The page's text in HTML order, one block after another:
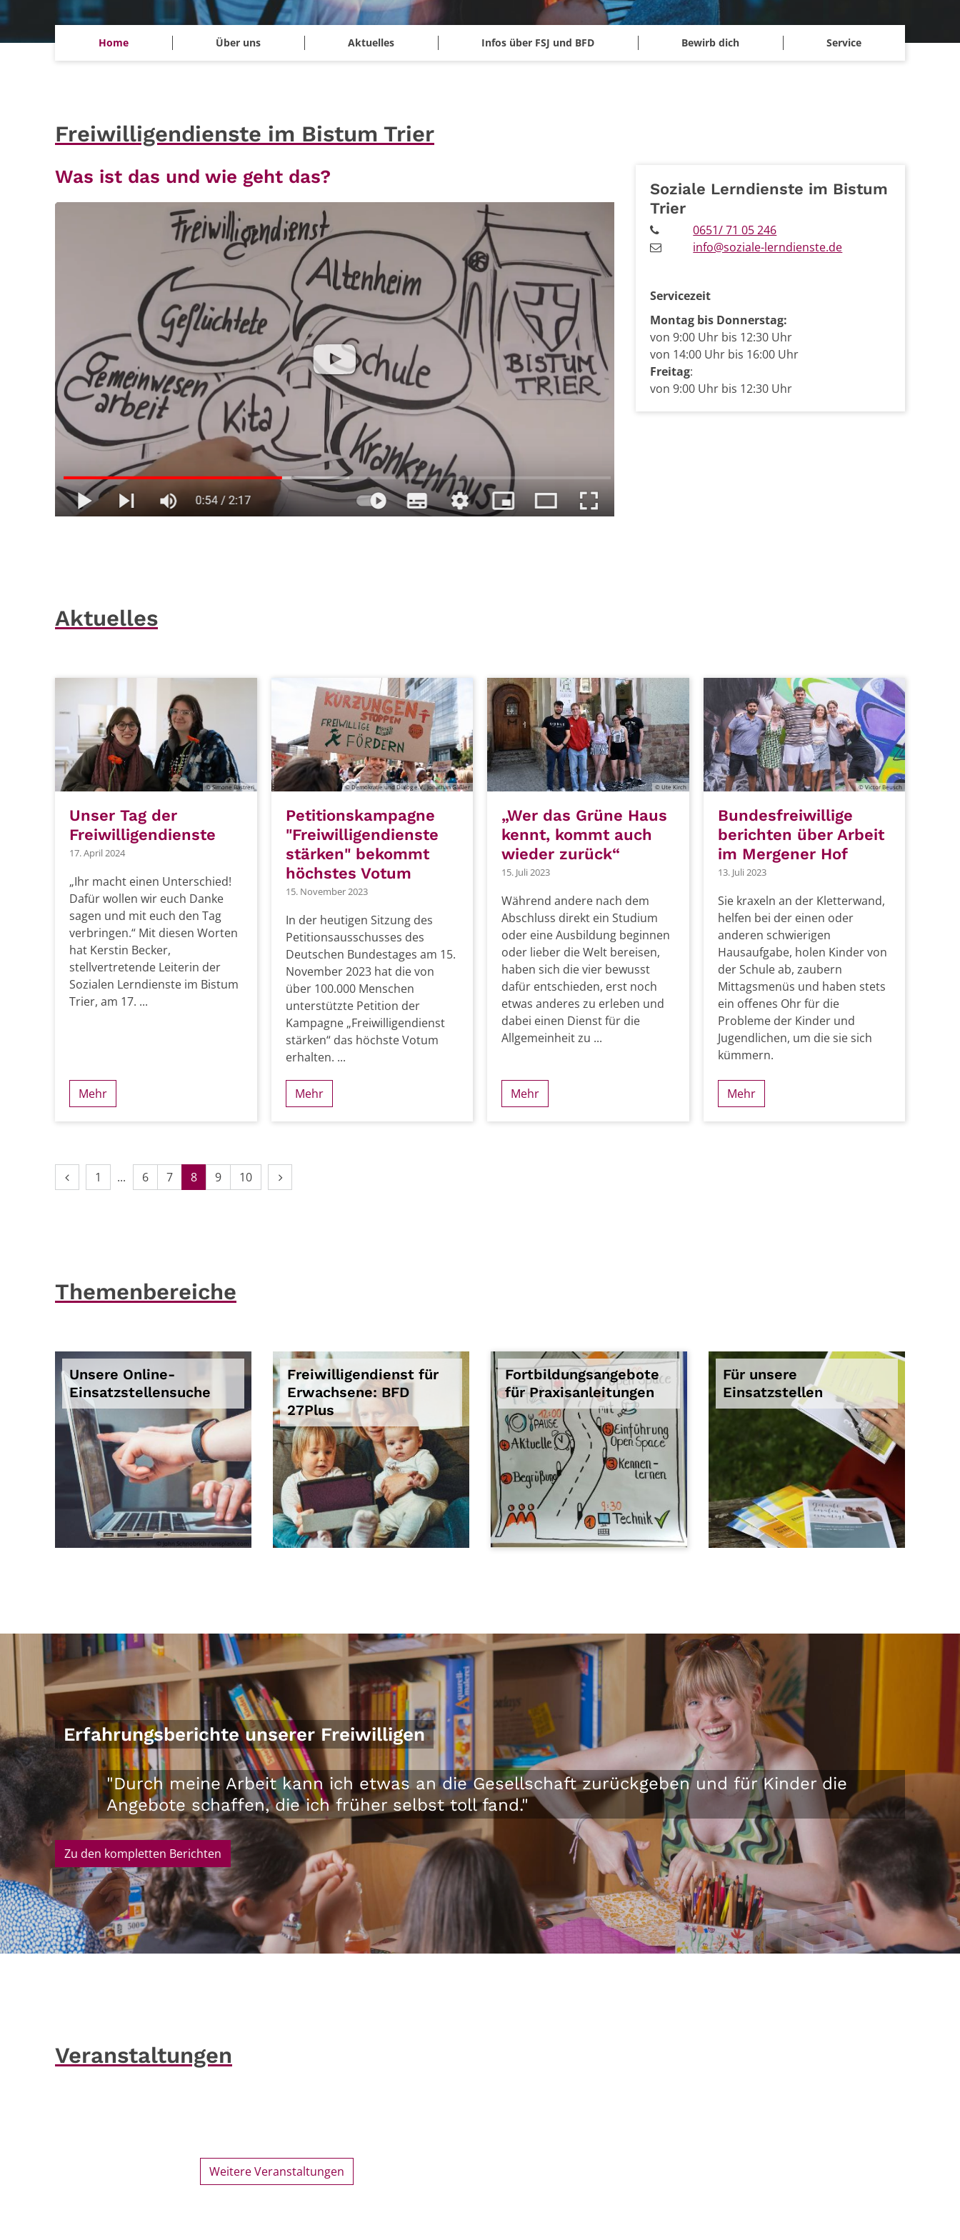
Home Über uns Aktuelles Infos über FSJ und BFD Bewirb dich Service
Freiwilligendienste im Bistum Trier
Was ist das und wie geht das?
Soziale Lerndienste im Bistum
Trier
0651/ 71 05 246
info@soziale-lerndienste.de
Servicezeit
Montag bis Donnerstag:
von 9:00 Uhr bis 12:30 Uhr
von 14:00 Uhr bis 16:00 Uhr
Freitag:
von 9:00 Uhr bis 12:30 Uhr
Aktuelles
© Simone Bastreri
Unser Tag der
Freiwilligendienste
17. April 2024
„Ihr macht einen Unterschied!
Dafür wollen wir euch Danke
sagen und mit euch den Tag
verbringen.“ Mit diesen Worten
hat Kerstin Becker,
stellvertretende Leiterin der
Sozialen Lerndienste im Bistum
Trier, am 17. ...
Mehr
© Demokratie und Dialog e.V., Jonathan Gäßler
Petitionskampagne
"Freiwilligendienste
stärken" bekommt
höchstes Votum
15. November 2023
In der heutigen Sitzung des
Petitionsausschusses des
Deutschen Bundestages am 15.
November 2023 hat die von
über 100.000 Menschen
unterstützte Petition der
Kampagne „Freiwilligendienst
stärken“ das höchste Votum
erhalten. ...
Mehr
© Ute Kirch
„Wer das Grüne Haus
kennt, kommt auch
wieder zurück“
15. Juli 2023
Während andere nach dem
Abschluss direkt ein Studium
oder eine Ausbildung beginnen
oder lieber die Welt bereisen,
haben sich die vier bewusst
dafür entschieden, erst noch
etwas anderes zu erleben und
dabei einen Dienst für die
Allgemeinheit zu ...
Mehr
© Victor Beusch
Bundesfreiwillige
berichten über Arbeit
im Mergener Hof
13. Juli 2023
Sie kraxeln an der Kletterwand,
helfen bei der einen oder
anderen schwierigen
Hausaufgabe, holen Kinder von
der Schule ab, zaubern
Mittagsmenüs und haben stets
ein offenes Ohr für die
Probleme der Kinder und
Jugendlichen, um die sie sich
kümmern.
Mehr
Vorherige Seite
Erste Seite
1 6 7 8 9 10 Nächste Seite
Themenbereiche
Unsere Online-
Einsatzstellensuche
© John Schnobrich / unsplash.com
Freiwilligendienst für
Erwachsene: BFD
27Plus
Fortbildungsangebote
für Praxisanleitungen
Für unsere
Einsatzstellen
Erfahrungsberichte unserer Freiwilligen
"Durch meine Arbeit kann ich etwas an die Gesellschaft zurückgeben und für Kinder die
Angebote schaffen, die ich früher selbst toll fand."
Zu den kompletten Berichten
Veranstaltungen
Weitere Veranstaltungen